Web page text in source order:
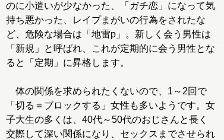
のに小遣いが少なかった、「ガチ恋」になって気
持ち悪かった、レイプまがいの行為をされたな
ど、危険な場合は「地雷p」。新しく会う男性は
「新規」と呼ばれ、これが定期的に会う男性とな
ると「定期」に昇格します。
体の関係を求められたくないので、1～2回で
「切る＝ブロックする」女性も多いようです。女
子大生の多くは、40代～50代のおじさんと長く
交際して深い関係になり、セックスまでさせられ